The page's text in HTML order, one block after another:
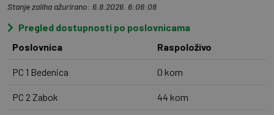
Stanje zaliha ažurirano: 6.8.2026. 6:06:08
Pregled dostupnosti po poslovnicama
Poslovnica
Raspoloživo
PC 1 Bedenica 0 kom
PC 2 Zabok 44 kom